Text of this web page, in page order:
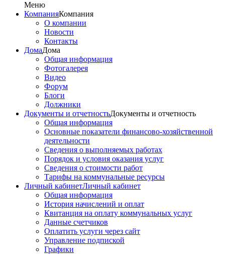
Меню
КомпанияКомпания
О компании
Новости
Контакты
ДомаДома
Общая информация
Фотогалерея
Видео
Форум
Блоги
Должники
Документы и отчетностьДокументы и отчетность
Общая информация
Основные показатели финансово-хозяйственной
деятельности
Сведения о выполняемых работах
Порядок и условия оказания услуг
Сведения о стоимости работ
Тарифы на коммунальные ресурсы
Личный кабинетЛичный кабинет
Общая информация
История начислений и оплат
Квитанция на оплату коммунальных услуг
Данные счетчиков
Оплатить услуги через сайт
Управление подпиской
Графики